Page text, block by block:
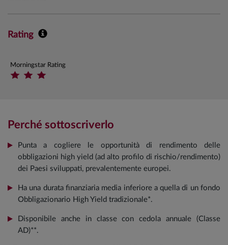
Rating
Morningstar Rating
Perché sottoscriverlo
Punta a cogliere le opportunità di rendimento delle
obbligazioni high yield (ad alto profilo di rischio/rendimento)
dei Paesi sviluppati, prevalentemente europei.
Ha una durata finanziaria media inferiore a quella di un fondo
Obbligazionario High Yield tradizionale*.
Disponibile anche in classe con cedola annuale (Classe
AD)**.